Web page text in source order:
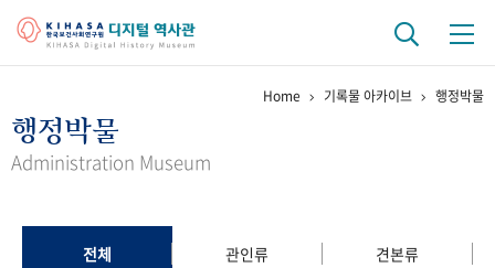
걸어온 길 기관 변천사
정책과 연구 키워드로 보는 연구 역사
연구자들
Home 기록물 아카이브 행정박물
행정박물
Administration Museum
전체 관인류 견본류